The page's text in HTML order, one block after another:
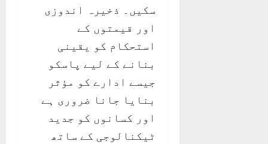
سکیں۔ ذخیرہ اندوزی
اور قیمتوں کے
استحکام کو یقینی
بنانے کے لیے پاسکو
جیسے ادارے کو مؤثر
بنایا جانا ضروری ہے
اور کسانوں کو جدید
ٹیکنالوجی کے ساتھ